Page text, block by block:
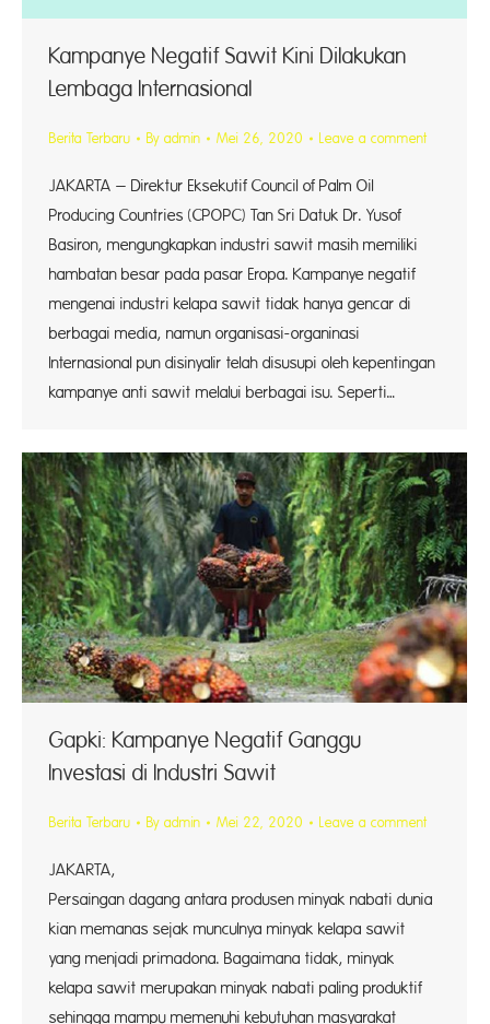
Kampanye Negatif Sawit Kini Dilakukan
Lembaga Internasional
Berita Terbaru By admin Mei 26, 2020 Leave a comment
JAKARTA – Direktur Eksekutif Council of Palm Oil
Producing Countries (CPOPC) Tan Sri Datuk Dr. Yusof
Basiron, mengungkapkan industri sawit masih memiliki
hambatan besar pada pasar Eropa. Kampanye negatif
mengenai industri kelapa sawit tidak hanya gencar di
berbagai media, namun organisasi-organinasi
Internasional pun disinyalir telah disusupi oleh kepentingan
kampanye anti sawit melalui berbagai isu. Seperti…
Gapki: Kampanye Negatif Ganggu
Investasi di Industri Sawit
Berita Terbaru By admin Mei 22, 2020 Leave a comment
Persaingan dagang antara produsen minyak nabati dunia
kian memanas sejak munculnya minyak kelapa sawit
yang menjadi primadona. Bagaimana tidak, minyak
kelapa sawit merupakan minyak nabati paling produktif
sehingga mampu memenuhi kebutuhan masyarakat